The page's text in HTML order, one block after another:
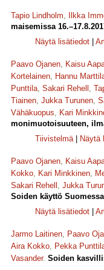
Tapio Lindholm, Ilkka
maisemissa
Näytä lisätiedot
Paavo Ojanen, Kaisu
Kortelainen, Hannu
Punttila, Sakari Rehell ,
Tiainen, Jukka Turunen,
Vähäkuopus, Kari
monimuotoisuuteen,
Tiivistelmä| Näytä
Paavo Ojanen, Kaisu
Kokko, Kari Minkkinen,
Sakari Rehell , Jukka
Soiden käyttö
Näytä lisätiedot
Jarmo Laitinen, Paavo
Aira Kokko, Pekka
Vasander. Soiden